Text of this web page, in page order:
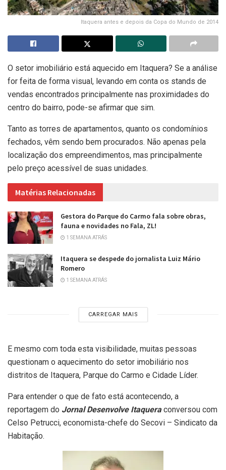
Itaquera antes e depois da Copa do Mundo de 2014
O setor imobiliário está aquecido em Itaquera? Se a análise
for feita de forma visual, levando em conta os stands de
vendas encontrados principalmente nas proximidades do
centro do bairro, pode-se afirmar que sim.
Tanto as torres de apartamentos, quanto os condomínios
fechados, vêm sendo bem procurados. Não apenas pela
localização dos empreendimentos, mas principalmente
pelo preço acessível de suas unidades.
Matérias Relacionadas
Gestora do Parque do Carmo fala sobre obras,
fauna e novidades no Fala, ZL!
1 SEMANA ATRÁS
Itaquera se despede do jornalista Luiz Mário
Romero
1 SEMANA ATRÁS
CARREGAR MAIS
E mesmo com toda esta visibilidade, muitas pessoas
questionam o aquecimento do setor imobiliário nos
distritos de Itaquera, Parque do Carmo e Cidade Líder.
Para entender o que de fato está acontecendo, a
reportagem do Jornal Desenvolve Itaqueraconversou com
Celso Petrucci, economista-chefe do Secovi – Sindicato da
Habitação.